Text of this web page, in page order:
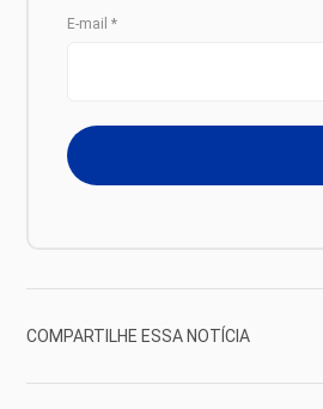
E-mail *
COMPARTILHE ESSA NOTÍCIA